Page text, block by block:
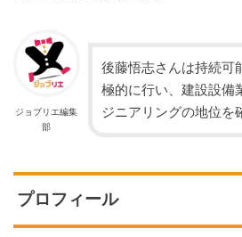
ジョブリエ編集
部
後藤悟志さんは持続可
極的に行い、建設設備
ジニアリングの地位を
プロフィール